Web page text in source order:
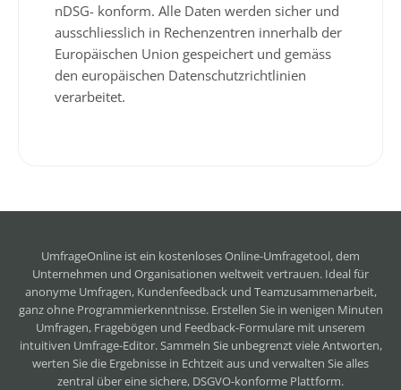
nDSG- konform. Alle Daten werden sicher und
ausschliesslich in Rechenzentren innerhalb der
Europäischen Union gespeichert und gemäss
den europäischen Datenschutzrichtlinien
verarbeitet.
UmfrageOnline ist ein kostenloses Online-Umfragetool, dem
Unternehmen und Organisationen weltweit vertrauen. Ideal für
anonyme Umfragen, Kundenfeedback und Teamzusammenarbeit,
ganz ohne Programmierkenntnisse. Erstellen Sie in wenigen Minuten
Umfragen, Fragebögen und Feedback-Formulare mit unserem
intuitiven Umfrage-Editor. Sammeln Sie unbegrenzt viele Antworten,
werten Sie die Ergebnisse in Echtzeit aus und verwalten Sie alles
zentral über eine sichere, DSGVO-konforme Plattform.